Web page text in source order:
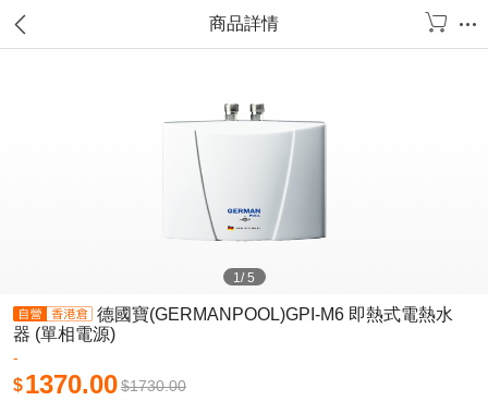
商品詳情
1/5
德國寶(GERMANPOOL)GPI-M6 即熱式電熱水
器 (單相電源)
-
$1370.00$1730.00